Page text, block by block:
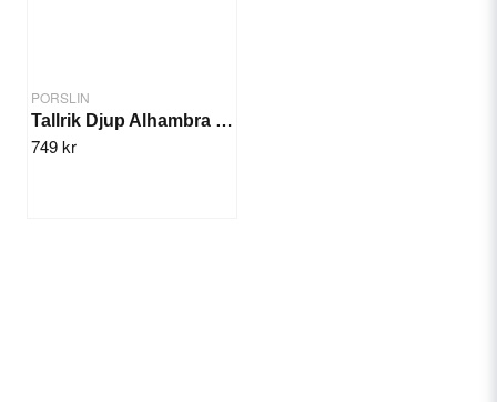
PORSLIN
Tallrik Djup Alhambra 27cm/6st
749 kr